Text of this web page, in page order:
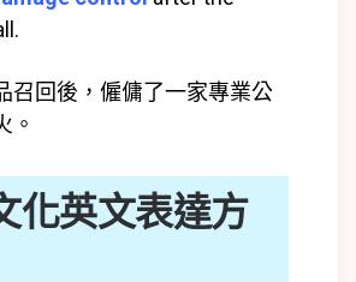
召回後，僱傭了一家專業公
。
化英文表達方